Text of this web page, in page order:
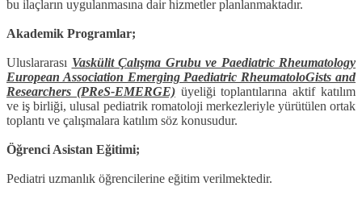
bu ilaçların uygulanmasına dair hizmetler planlanmaktadır.
Akademik Programlar;
Uluslararası Vaskülit Çalışma Grubu ve Paediatric Rheumatology
European Association Emerging Paediatric RheumatoloGists and
Researchers (PReS-EMERGE) üyeliği toplantılarına aktif katılım
ve iş birliği, ulusal pediatrik romatoloji merkezleriyle yürütülen ortak
toplantı ve çalışmalara katılım söz konusudur.
Öğrenci Asistan Eğitimi;
Pediatri uzmanlık öğrencilerine eğitim verilmektedir.